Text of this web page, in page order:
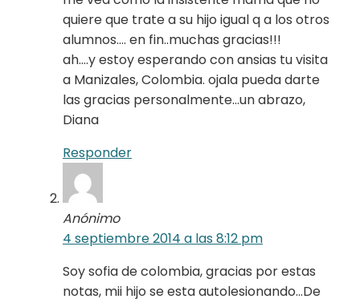
quiere que trate a su hijo igual q a los otros
alumnos…. en fin..muchas gracias!!!
ah….y estoy esperando con ansias tu visita
a Manizales, Colombia. ojala pueda darte
las gracias personalmente…un abrazo,
Diana
Responder
Anónimo
4 septiembre 2014 a las 8:12 pm
Soy sofia de colombia, gracias por estas
notas, mii hijo se esta autolesionando…De